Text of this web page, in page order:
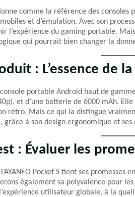
comme la référence des
et d’émulation. Avec son
l’expérience du gaming portable.
qui pourrait bien changer la
: L’essence de
console portable Android haut de
et d’une batterie de 6000 mAh.
rétro. Mais ce qui la distingue
à son design ergonomique et ses
: Évaluer les
Pocket S tient ses
également sa polyvalence pour
utilisateur globale, à la